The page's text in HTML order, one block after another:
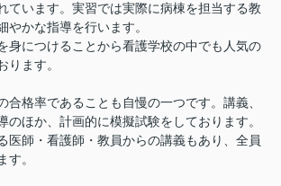
ています。実習では実際に病棟を担当する教
やかな指導を行います。
身につけることから看護学校の中でも人気の
ります。
合格率であることも自慢の一つです。講義、
のほか、計画的に模擬試験をしております。
医師・看護師・教員からの講義もあり、全員
す。